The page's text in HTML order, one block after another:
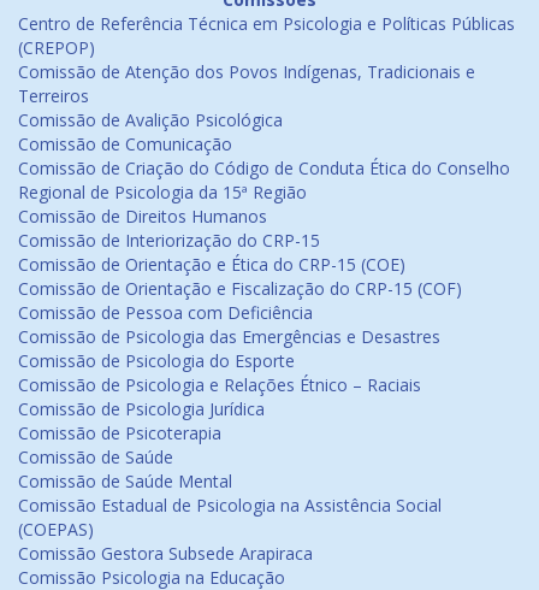
Centro de Referência Técnica em Psicologia e Políticas Públicas
(CREPOP)
Comissão de Atenção dos Povos Indígenas, Tradicionais e
Terreiros
Comissão de Avalição Psicológica
Comissão de Comunicação
Comissão de Criação do Código de Conduta Ética do Conselho
Regional de Psicologia da 15ª Região
Comissão de Direitos Humanos
Comissão de Interiorização do CRP-15
Comissão de Orientação e Ética do CRP-15 (COE)
Comissão de Orientação e Fiscalização do CRP-15 (COF)
Comissão de Pessoa com Deficiência
Comissão de Psicologia das Emergências e Desastres
Comissão de Psicologia do Esporte
Comissão de Psicologia e Relações Étnico – Raciais
Comissão de Psicologia Jurídica
Comissão de Psicoterapia
Comissão de Saúde
Comissão de Saúde Mental
Comissão Estadual de Psicologia na Assistência Social
(COEPAS)
Comissão Gestora Subsede Arapiraca
Comissão Psicologia na Educação